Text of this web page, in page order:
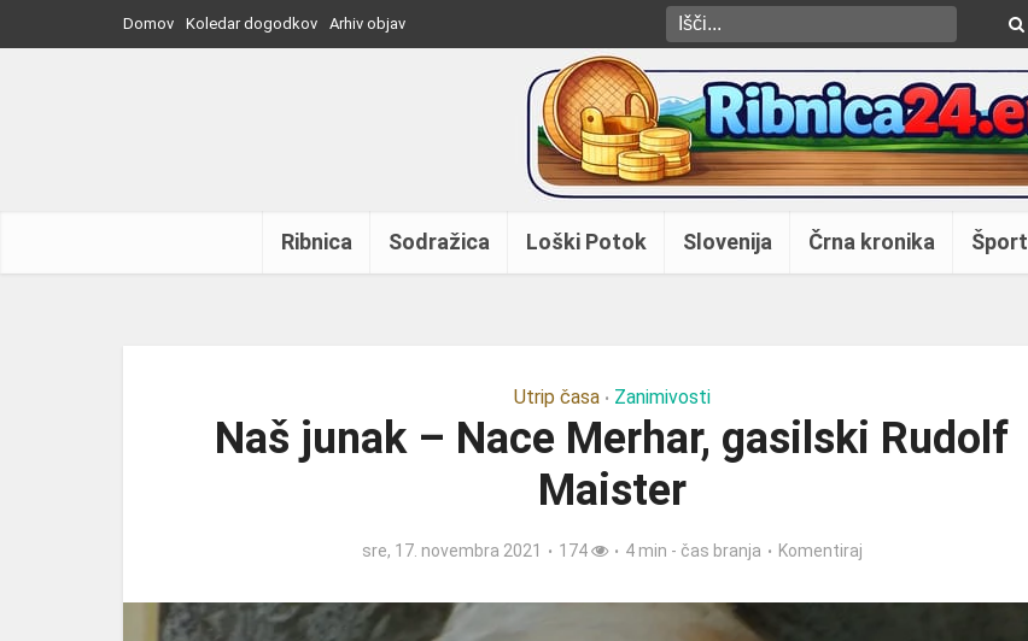
Domov Koledar dogodkov Arhiv objav
Ribnica Sodražica Loški Potok Slovenija Črna kronika Šport
Utrip časa • Zanimivosti
Naš junak – Nace Merhar, gasilski Rudolf
Maister
sre, 17. novembra 2021 174 4 min - čas branja Komentiraj